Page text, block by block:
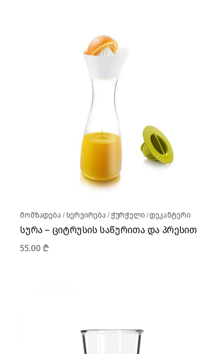
მომზადება სერვირება ჭურჭელი დეკანტერი
სურა – ციტრუსის საწურითა და პრესით
55.00 ₾